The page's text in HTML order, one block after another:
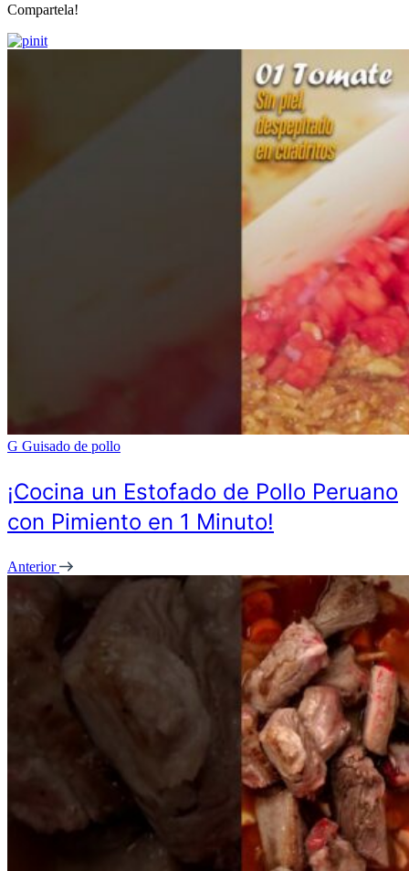
Compartela!
G Guisado de pollo
¡Cocina un Estofado de Pollo Peruano
con Pimiento en 1 Minuto!
Anterior